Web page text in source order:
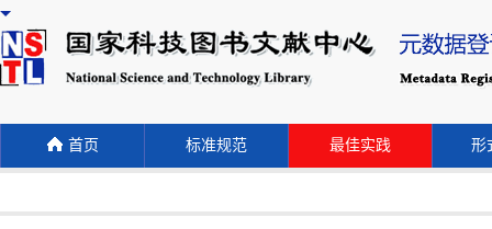
首页 标准规范 最佳实践 形